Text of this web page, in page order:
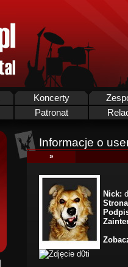
Koncerty
Patronat
Informacje o
»
Nick: